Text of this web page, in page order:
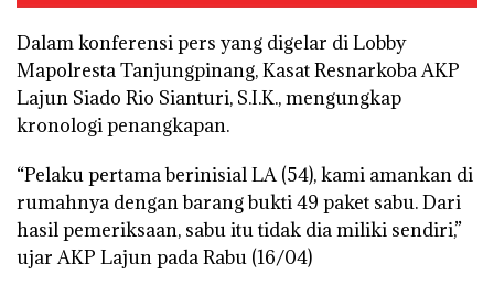
Dalam konferensi pers yang digelar di Lobby
Mapolresta Tanjungpinang, Kasat Resnarkoba AKP
Lajun Siado Rio Sianturi, S.I.K., mengungkap
kronologi penangkapan.
“Pelaku pertama berinisial LA (54), kami amankan di
rumahnya dengan barang bukti 49 paket sabu. Dari
hasil pemeriksaan, sabu itu tidak dia miliki sendiri,”
ujar AKP Lajun pada Rabu (16/04)